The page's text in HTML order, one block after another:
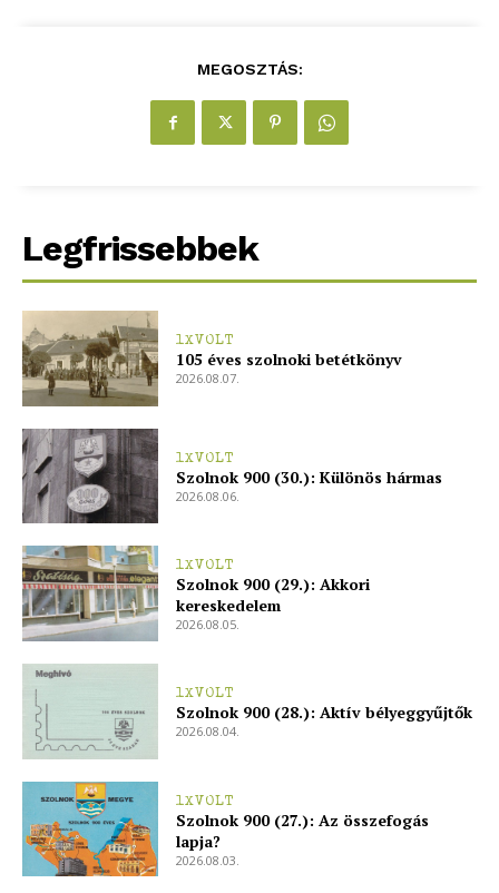
MEGOSZTÁS:
Legfrissebbek
1XVOLT
105 éves szolnoki betétkönyv
2026.08.07.
1XVOLT
Szolnok 900 (30.): Különös hármas
2026.08.06.
1XVOLT
Szolnok 900 (29.): Akkori
kereskedelem
2026.08.05.
1XVOLT
Szolnok 900 (28.): Aktív bélyeggyűjtők
2026.08.04.
1XVOLT
Szolnok 900 (27.): Az összefogás
lapja?
2026.08.03.